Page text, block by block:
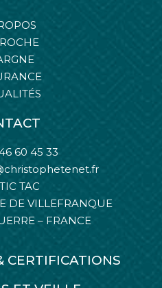
60 45 33
TAC
DE VILLEFRANQUE
– FRANCE
CERTIFICATIONS